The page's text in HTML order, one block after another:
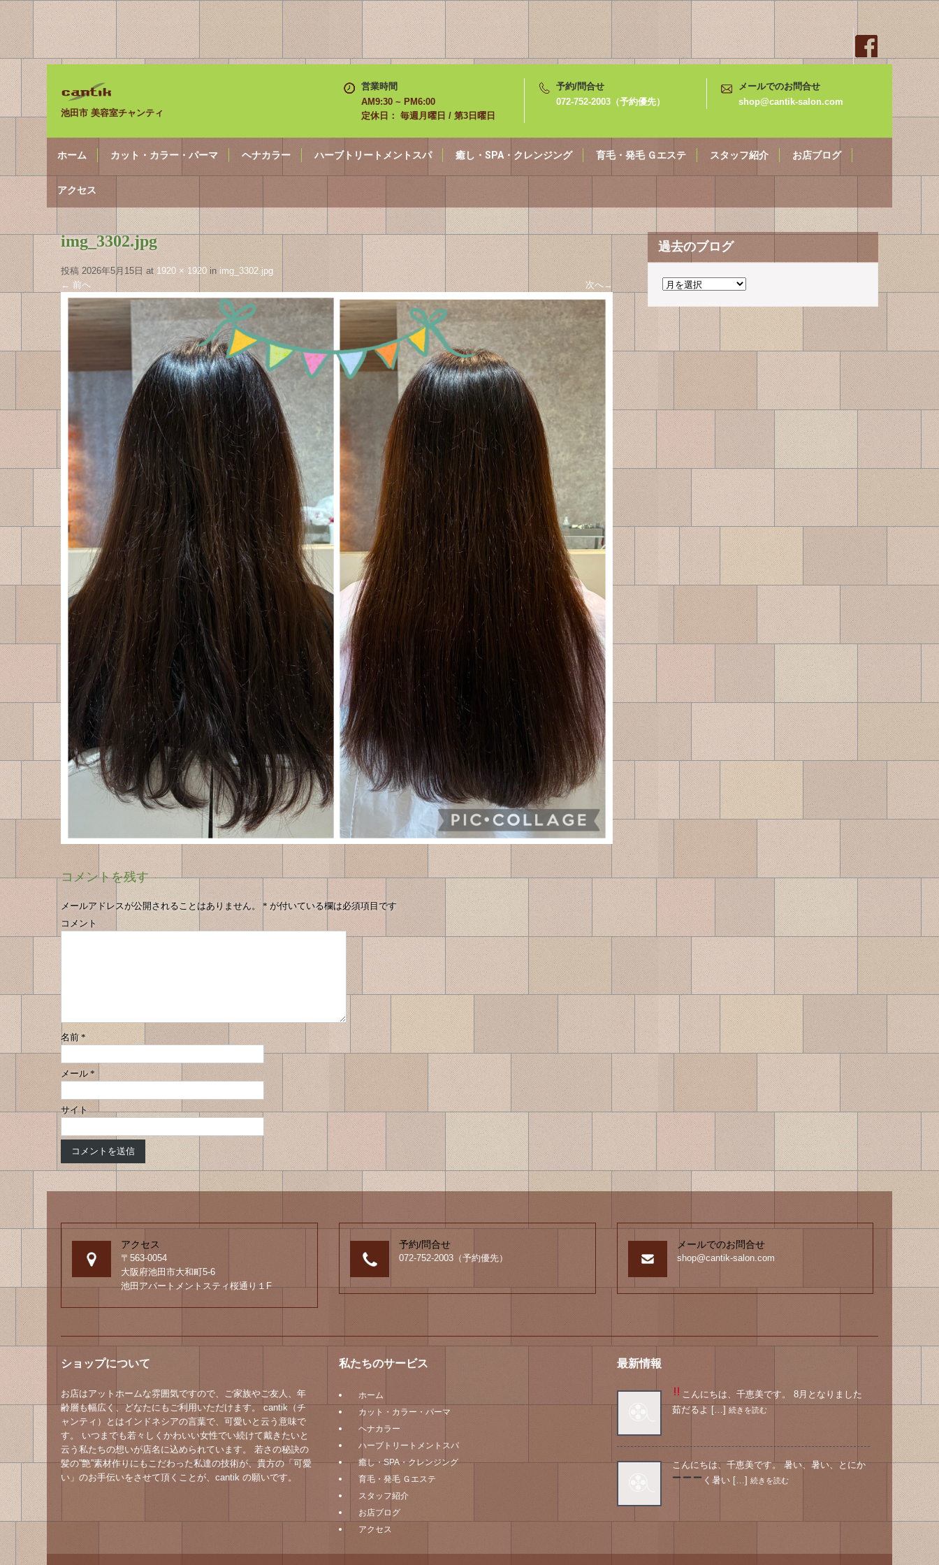
池田市 美容室チャンティ
営業時間
AM9:30 ~ PM6:00
定休日： 毎週月曜日 / 第3日曜日
予約/問合せ
072-752-2003（予約優先）
メールでのお問合せ
shop@cantik-salon.com
ホーム カット・カラー・パーマ ヘナカラー ハーブトリートメントスパ 癒し・SPA・クレンジング 育毛・発毛 Ｇエステ スタッフ紹介 お店ブログ
アクセス
img_3302.jpg
投稿2026年5月15日 at 1920 × 1920 in img_3302.jpg
← 前へ 次へ→
コメントを残す
メールアドレスが公開されることはありません。 *が付いている欄は必須項目です
コメント
名前 *
メール *
サイト
過去のブログ
過
ブ
ロ
グ
アクセス
〒563-0054
大阪府池田市大和町5-6
池田アパートメントスティ桜通り１F
予約/問合せ
072-752-2003（予約優先）
メールでのお問合せ
shop@cantik-salon.com
ショップについて
お店はアットホームな雰囲気ですので、ご家族やご友人、年
齢層も幅広く、どなたにもご利用いただけます。 cantik（チ
ャンティ）とはインドネシアの言葉で、可愛いと云う意味で
す。 いつまでも若々しくかわいい女性でい続けて戴きたいと
云う私たちの想いが店名に込められています。 若さの秘訣の
髪の”艶”素材作りにもこだわった私達の技術が、貴方の「可愛
い」のお手伝いをさせて頂くことが、cantik の願いです。
私たちのサービス
ホーム
カット・カラー・パーマ
ヘナカラー
ハーブトリートメントスパ
癒し・SPA・クレンジング
育毛・発毛 Ｇエステ
スタッフ紹介
お店ブログ
アクセス
最新情報
こんにちは、千恵美です。 8月となりました
茹だるよ […] 続きを読む
こんにちは、千恵美です。 暑い、暑い、とにか
く暑い […] 続きを読む